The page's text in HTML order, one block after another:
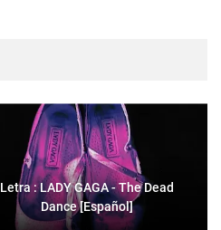
Letra : LADY GAGA - The Dead
Dance [Español]